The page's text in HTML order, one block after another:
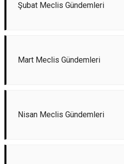
Şubat Meclis Gündemleri
Mart Meclis Gündemleri
Nisan Meclis Gündemleri